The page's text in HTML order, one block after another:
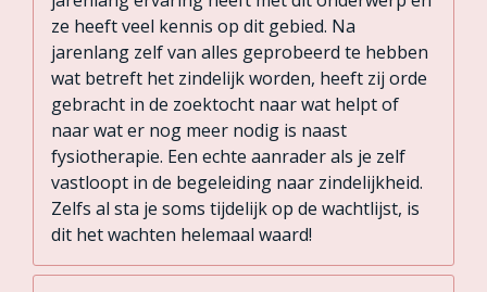
ze heeft veel kennis op dit gebied. Na
jarenlang zelf van alles geprobeerd te hebben
wat betreft het zindelijk worden, heeft zij orde
gebracht in de zoektocht naar wat helpt of
naar wat er nog meer nodig is naast
fysiotherapie. Een echte aanrader als je zelf
vastloopt in de begeleiding naar zindelijkheid.
Zelfs al sta je soms tijdelijk op de wachtlijst, is
dit het wachten helemaal waard!